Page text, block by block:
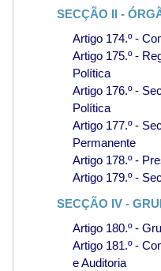
SECÇÃO II -
Artigo 174.º -
Artigo 175.º -
Política
Artigo 176.º -
Política
Artigo 177.º -
Permanente
Artigo 178.º -
Artigo 179.º -
SECÇÃO IV -
Artigo 180.º -
Artigo 181.º -
e Auditoria